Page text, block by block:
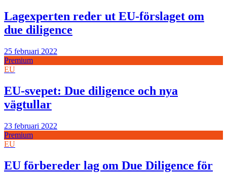
Lagexperten reder ut EU-förslaget om
due diligence
25 februari 2022
Premium
EU
EU-svepet: Due diligence och nya
vägtullar
23 februari 2022
Premium
EU
EU förbereder lag om Due Diligence för